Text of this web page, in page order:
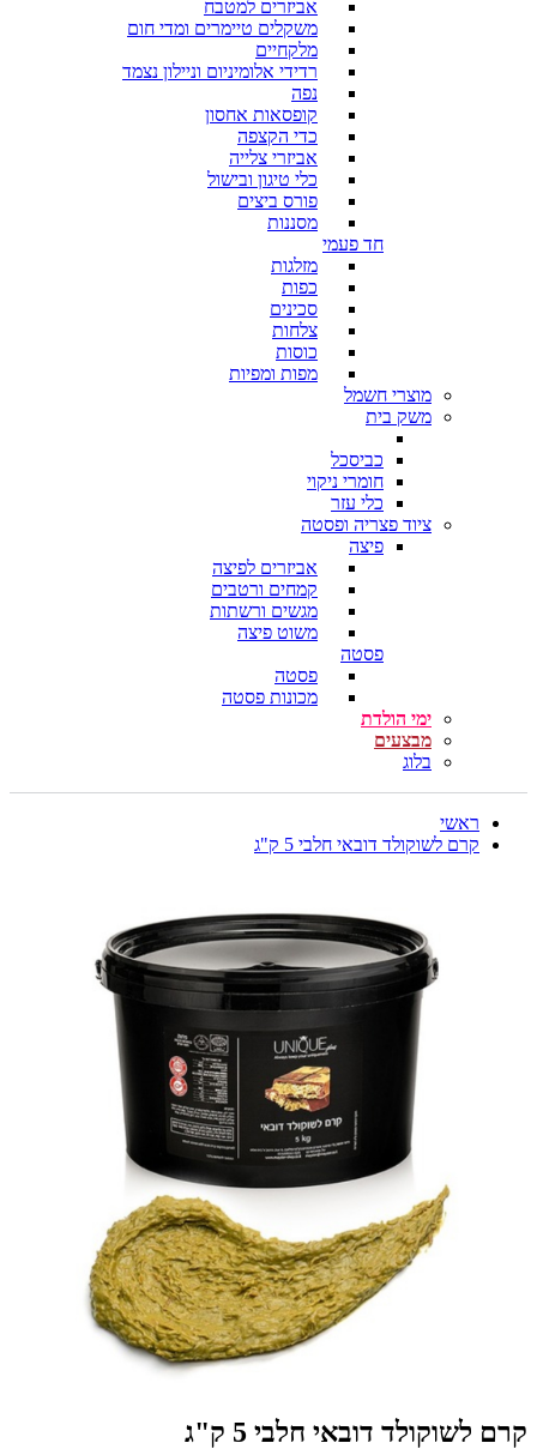
אביזרים למטבח
משקלים טיימרים ומדי חום
מלקחיים
רדידי אלומיניום וניילון נצמד
נפה
קופסאות אחסון
כדי הקצפה
אביזרי צלייה
כלי טיגון ובישול
פורס ביצים
מסננות
חד פעמי
מזלגות
כפות
סכינים
צלחות
כוסות
מפות ומפיות
מוצרי חשמל
משק בית
כביסכל
חומרי ניקוי
כלי עזר
ציוד פצריה ופסטה
פיצה
אביזרים לפיצה
קמחים ורטבים
מגשים ורשתות
משוט פיצה
פסטה
פסטה
מכונות פסטה
ימי הולדת
מבצעים
בלוג
ראשי
קרם לשוקולד דובאי חלבי 5 ק"ג
קרם לשוקולד דובאי חלבי 5 ק"ג